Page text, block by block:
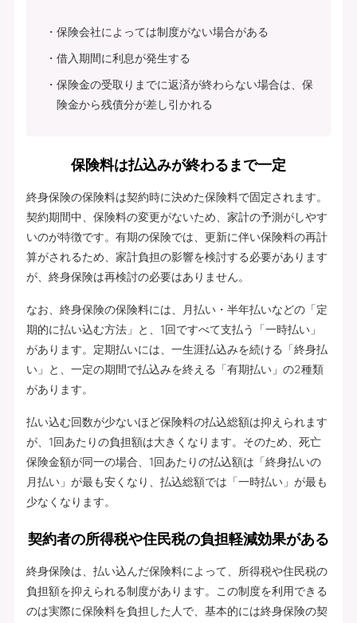
保険会社によっては制度がない場合がある
借入期間に利息が発生する
保険金の受取りまでに返済が終わらない場合は、保
険金から残債分が差し引かれる
保険料は払込みが終わるまで一定
終身保険の保険料は契約時に決めた保険料で固定されます。
契約期間中、保険料の変更がないため、家計の予測がしやす
いのが特徴です。有期の保険では、更新に伴い保険料の再計
算がされるため、家計負担の影響を検討する必要があります
が、終身保険は再検討の必要はありません。
なお、終身保険の保険料には、月払い・半年払いなどの「定
期的に払い込む方法」と、1回ですべて支払う「一時払い」
があります。定期払いには、一生涯払込みを続ける「終身払
い」と、一定の期間で払込みを終える「有期払い」の2種類
があります。
払い込む回数が少ないほど保険料の払込総額は抑えられます
が、1回あたりの負担額は大きくなります。そのため、死亡
保険金額が同一の場合、1回あたりの払込額は「終身払いの
月払い」が最も安くなり、払込総額では「一時払い」が最も
少なくなります。
契約者の所得税や住民税の負担軽減効果がある
終身保険は、払い込んだ保険料によって、所得税や住民税の
負担額を抑えられる制度があります。この制度を利用できる
のは実際に保険料を負担した人で、基本的には終身保険の契